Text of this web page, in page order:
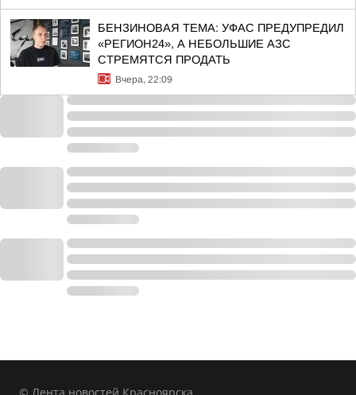
БЕНЗИНОВАЯ ТЕМА: УФАС ПРЕДУПРЕДИЛ
«РЕГИОН24», А НЕБОЛЬШИЕ АЗС
СТРЕМЯТСЯ ПРОДАТЬ
Вчера, 22:09